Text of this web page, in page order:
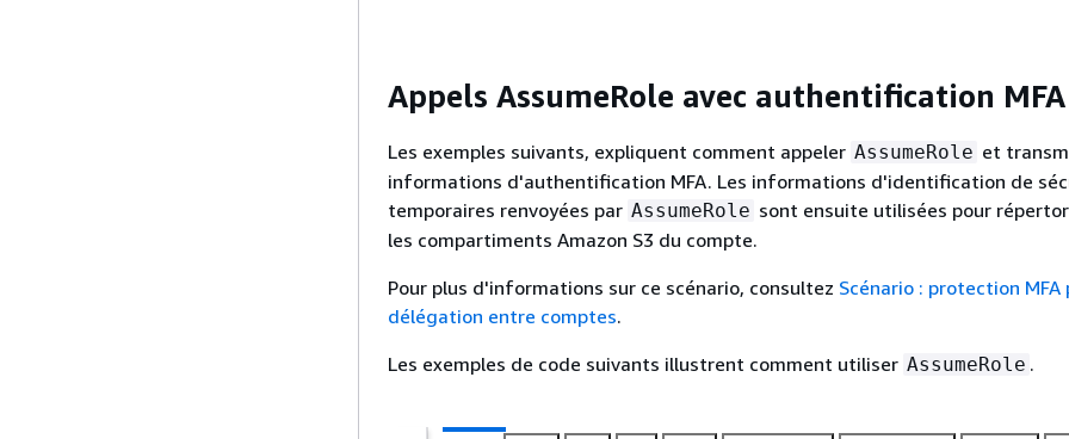
Appels AssumeRole avec authentification MFA
Les exemples suivants, expliquent comment appeler AssumeRole et
informations d'authentification MFA. Les informations d'identification de
temporaires renvoyées par AssumeRole sont ensuite utilisées pour
les compartiments Amazon S3 du compte.
Pour plus d'informations sur ce scénario, consultez Scénario : protection MFA
délégation entre comptes.
Les exemples de code suivants illustrent comment utiliser AssumeRole .